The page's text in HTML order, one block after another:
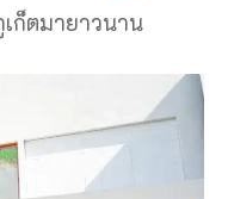
ก็ตมายาวนาน